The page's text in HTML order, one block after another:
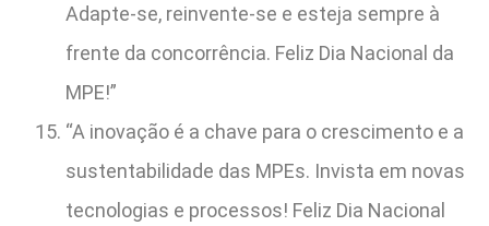
Adapte-se, reinvente-se e esteja sempre à
frente da concorrência. Feliz Dia Nacional da
MPE!”
“A inovação é a chave para o crescimento e a
sustentabilidade das MPEs. Invista em novas
tecnologias e processos! Feliz Dia Nacional